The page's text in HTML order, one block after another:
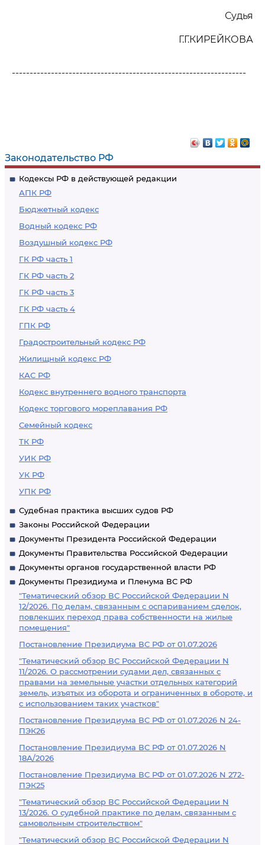
Законодательство РФ
Кодексы РФ в действующей редакции
АПК РФ
Бюджетный кодекс
Водный кодекс РФ
Воздушный кодекс РФ
ГК РФ часть 1
ГК РФ часть 2
ГК РФ часть 3
ГК РФ часть 4
ГПК РФ
Градостроительный кодекс РФ
Жилищный кодекс РФ
КАС РФ
Кодекс внутреннего водного транспорта
Кодекс торгового мореплавания РФ
Семейный кодекс
ТК РФ
УИК РФ
УК РФ
УПК РФ
Судебная практика высших судов РФ
Законы Российской Федерации
Документы Президента Российской Федерации
Документы Правительства Российской Федерации
Документы органов государственной власти РФ
Документы Президиума и Пленума ВС РФ
"Тематический обзор ВС Российской Федерации N
12/2026. По делам, связанным с оспариванием сделок,
повлекших переход права собственности на жилые
помещения"
Постановление Президиума ВС РФ от 01.07.2026
"Тематический обзор ВС Российской Федерации N
11/2026. О рассмотрении судами дел, связанных с
правами на земельные участки отдельных категорий
земель, изъятых из оборота и ограниченных в обороте, и
с использованием таких участков"
Постановление Президиума ВС РФ от 01.07.2026 N 24-
ПЭК26
Постановление Президиума ВС РФ от 01.07.2026 N
18А/2026
Постановление Президиума ВС РФ от 01.07.2026 N 272-
ПЭК25
"Тематический обзор ВС Российской Федерации N
13/2026. О судебной практике по делам, связанным с
самовольным строительством"
"Тематический обзор ВС Российской Федерации N
Судья
Г.Г.КИРЕЙКОВА
------------------------------------------------------------------